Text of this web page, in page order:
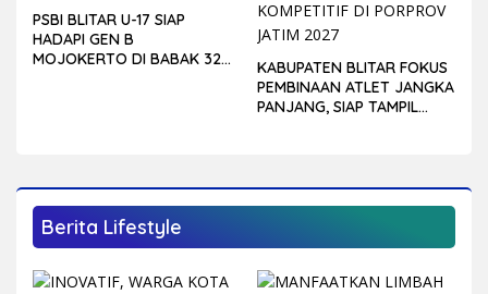
PSBI BLITAR U-17 SIAP
HADAPI GEN B
MOJOKERTO DI BABAK 32
KABUPATEN BLITAR FOKUS
PEMBINAAN ATLET JANGKA
PANJANG, SIAP TAMPIL
Berita Lifestyle